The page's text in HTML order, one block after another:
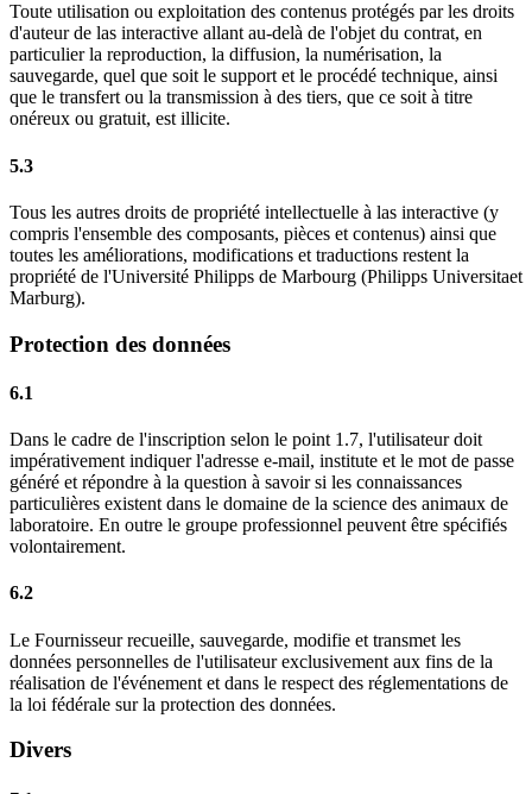
Toute utilisation ou exploitation des contenus protégés par les droits
d'auteur de las interactive allant au-delà de l'objet du contrat, en
particulier la reproduction, la diffusion, la numérisation, la
sauvegarde, quel que soit le support et le procédé technique, ainsi
que le transfert ou la transmission à des tiers, que ce soit à titre
onéreux ou gratuit, est illicite.
5.3
Tous les autres droits de propriété intellectuelle à las interactive (y
compris l'ensemble des composants, pièces et contenus) ainsi que
toutes les améliorations, modifications et traductions restent la
propriété de l'Université Philipps de Marbourg (Philipps Universitaet
Marburg).
Protection des données
6.1
Dans le cadre de l'inscription selon le point 1.7, l'utilisateur doit
impérativement indiquer l'adresse e-mail, institute et le mot de passe
généré et répondre à la question à savoir si les connaissances
particulières existent dans le domaine de la science des animaux de
laboratoire. En outre le groupe professionnel peuvent être spécifiés
volontairement.
6.2
Le Fournisseur recueille, sauvegarde, modifie et transmet les
données personnelles de l'utilisateur exclusivement aux fins de la
réalisation de l'événement et dans le respect des réglementations de
la loi fédérale sur la protection des données.
Divers